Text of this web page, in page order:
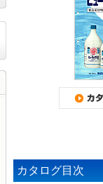
カタログ目次